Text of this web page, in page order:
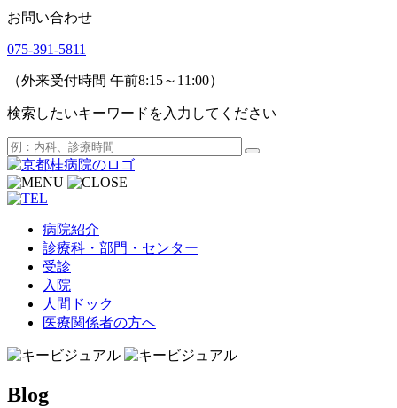
お問い合わせ
075-391-5811
（外来受付時間 午前8:15～11:00）
検索したいキーワードを入力してください
病院紹介
診療科・部門・センター
受診
入院
人間ドック
医療関係者の方へ
Blog